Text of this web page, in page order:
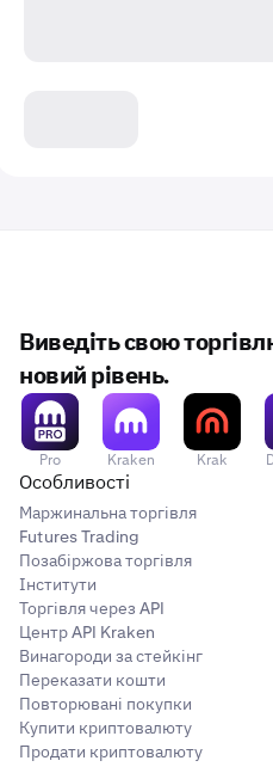
Виведіть свою
новий рівень.
Pro Kraken Krak
Особливості
Маржинальна торгівля
Futures Trading
Позабіржова торгівля
Інститути
Торгівля через API
Центр API Kraken
Винагороди за стейкінг
Переказати кошти
Повторювані покупки
Купити криптовалюту
Продати криптовалюту